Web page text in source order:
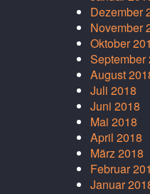
Dezember
November
Oktober
September
August
Juli 2018
Juni 2018
Mai 2018
April 2018
März 2018
Februar
Januar